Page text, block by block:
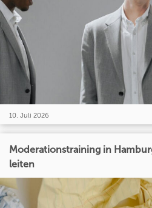
10. Juli 2026
Moderationstraining in
leiten